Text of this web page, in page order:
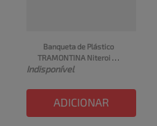
Banqueta de Plástico
TRAMONTINA Niteroi
Preta 1un
Indisponível
ADICIONAR